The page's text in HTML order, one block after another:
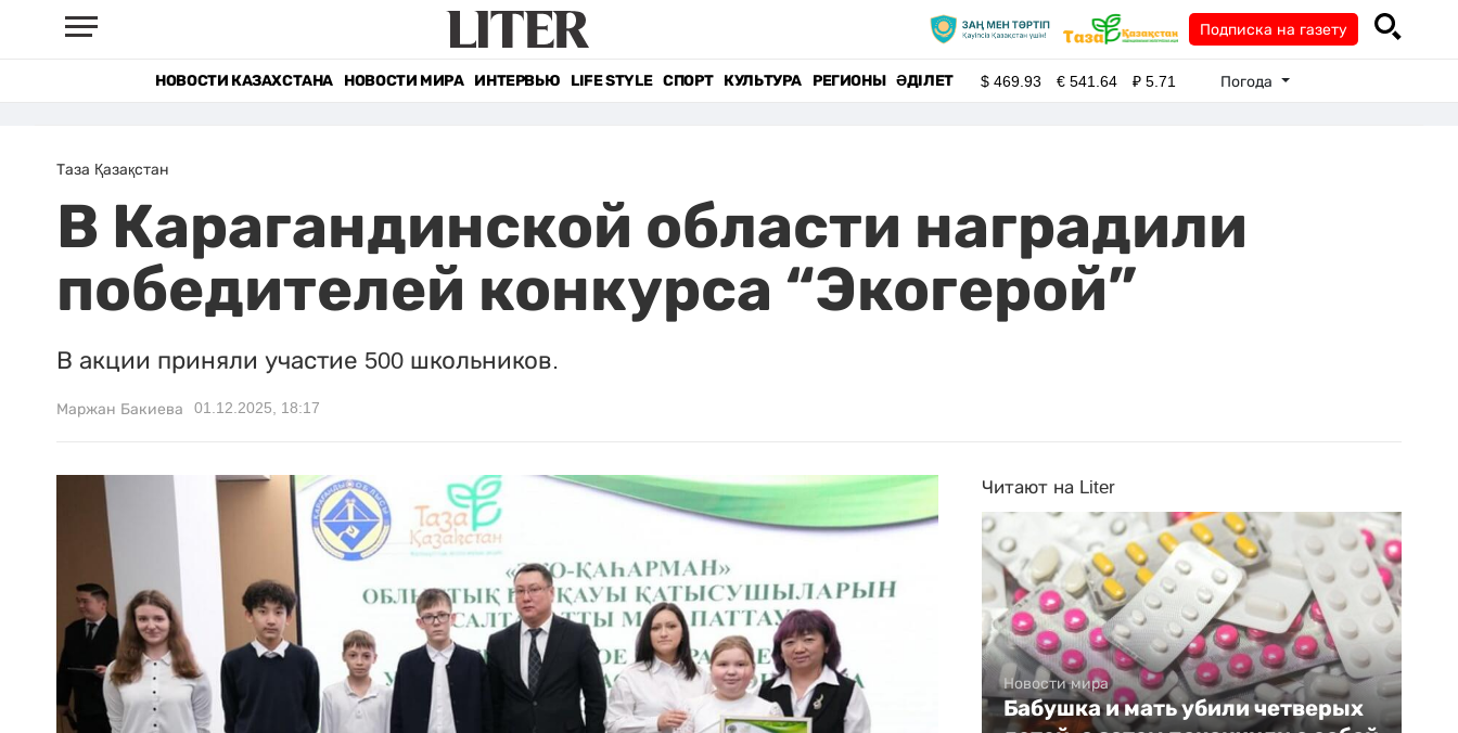
Подписка на газету
НОВОСТИ КАЗАХСТАНА НОВОСТИ МИРА ИНТЕРВЬЮ LIFE STYLE СПОРТ КУЛЬТУРА РЕГИОНЫ ӘДІЛЕТ $469.93 €541.64 ₽5.71 Погода
Таза Қазақстан
В Карагандинской области наградили
победителей конкурса “Экогерой”
В акции приняли участие 500 школьников.
Маржан Бакиева 01.12.2025, 18:17
Читают на Liter
Новости мира
Бабушка и мать убили четверых